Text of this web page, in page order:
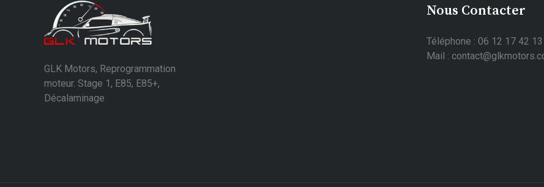
GLK Motors, Reprogrammation
moteur. Stage 1, E85, E85+,
Décalaminage
Nous Contacter
Téléphone : 06 12 17 42 13
Mail :